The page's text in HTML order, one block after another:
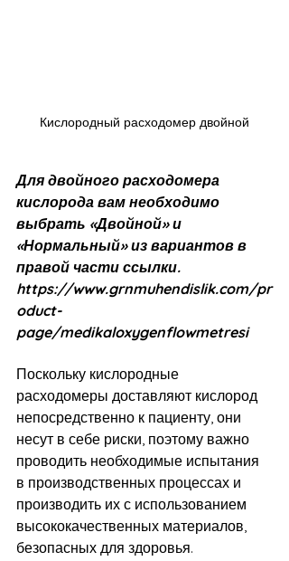
Кислородный расходомер двойной
Для двойного расходомера
кислорода вам необходимо
выбрать «Двойной» и
«Нормальный» из вариантов в
правой части ссылки.
https://www.grnmuhendislik.com/pr
oduct-
page/medikaloxygenflowmetresi
Поскольку кислородные
расходомеры доставляют кислород
непосредственно к пациенту, они
несут в себе риски, поэтому важно
проводить необходимые испытания
в производственных процессах и
производить их с использованием
высококачественных материалов,
безопасных для здоровья.